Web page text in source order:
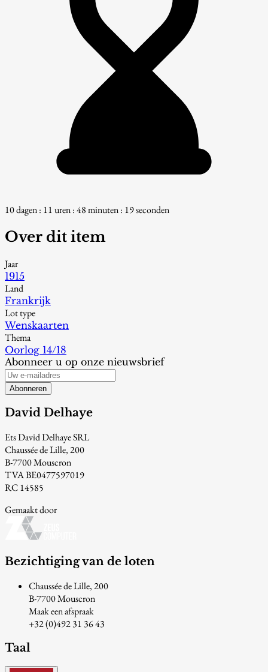
10 dagen : 11 uren : 48 minuten : 18 seconden
Over dit item
Jaar
1915
Land
Frankrijk
Lot type
Wenskaarten
Thema
Oorlog 14/18
Abonneer u op onze nieuwsbrief
Abonneren
David Delhaye
Ets David Delhaye SRL
Chaussée de Lille, 200
B-7700 Mouscron
TVA BE0477597019
RC 14585
Gemaakt door
Bezichtiging van de loten
Chaussée de Lille, 200
B-7700 Mouscron
Maak een afspraak
+32 (0)492 31 36 43
Taal